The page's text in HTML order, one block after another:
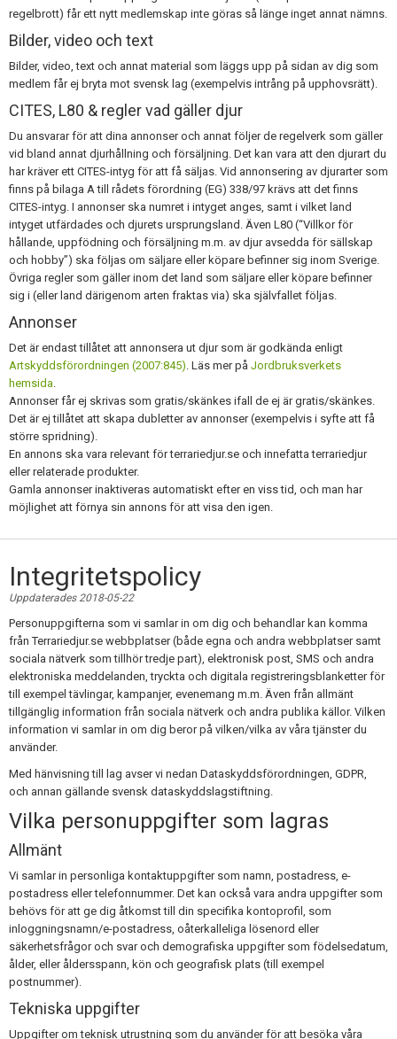
regelbrott) får ett nytt medlemskap inte göras så länge inget annat nämns.
Bilder, video och text
Bilder, video, text och annat material som läggs upp på sidan av dig som
medlem får ej bryta mot svensk lag (exempelvis intrång på upphovsrätt).
CITES, L80 & regler vad gäller djur
Du ansvarar för att dina annonser och annat följer de regelverk som gäller
vid bland annat djurhållning och försäljning. Det kan vara att den djurart du
har kräver ett CITES-intyg för att få säljas. Vid annonsering av djurarter som
finns på bilaga A till rådets förordning (EG) 338/97 krävs att det finns
CITES-intyg. I annonser ska numret i intyget anges, samt i vilket land
intyget utfärdades och djurets ursprungsland. Även L80 (“Villkor för
hållande, uppfödning och försäljning m.m. av djur avsedda för sällskap
och hobby”) ska följas om säljare eller köpare befinner sig inom Sverige.
Övriga regler som gäller inom det land som säljare eller köpare befinner
sig i (eller land därigenom arten fraktas via) ska självfallet följas.
Annonser
Det är endast tillåtet att annonsera ut djur som är godkända enligt
Artskyddsförordningen (2007:845). Läs mer på Jordbruksverkets
hemsida.
Annonser får ej skrivas som gratis/skänkes ifall de ej är gratis/skänkes.
Det är ej tillåtet att skapa dubletter av annonser (exempelvis i syfte att få
större spridning).
En annons ska vara relevant för terrariedjur.se och innefatta terrariedjur
eller relaterade produkter.
Gamla annonser inaktiveras automatiskt efter en viss tid, och man har
möjlighet att förnya sin annons för att visa den igen.
Integritetspolicy
Uppdaterades 2018-05-22
Personuppgifterna som vi samlar in om dig och behandlar kan komma
från Terrariedjur.se webbplatser (både egna och andra webbplatser samt
sociala nätverk som tillhör tredje part), elektronisk post, SMS och andra
elektroniska meddelanden, tryckta och digitala registreringsblanketter för
till exempel tävlingar, kampanjer, evenemang m.m. Även från allmänt
tillgänglig information från sociala nätverk och andra publika källor. Vilken
information vi samlar in om dig beror på vilken/vilka av våra tjänster du
använder.
Med hänvisning till lag avser vi nedan Dataskyddsförordningen, GDPR,
och annan gällande svensk dataskyddslagstiftning.
Vilka personuppgifter som lagras
Allmänt
Vi samlar in personliga kontaktuppgifter som namn, postadress, e-
postadress eller telefonnummer. Det kan också vara andra uppgifter som
behövs för att ge dig åtkomst till din specifika kontoprofil, som
inloggningsnamn/e-postadress, oåterkalleliga lösenord eller
säkerhetsfrågor och svar och demografiska uppgifter som födelsedatum,
ålder, eller åldersspann, kön och geografisk plats (till exempel
postnummer).
Tekniska uppgifter
Uppgifter om teknisk utrustning som du använder för att besöka våra